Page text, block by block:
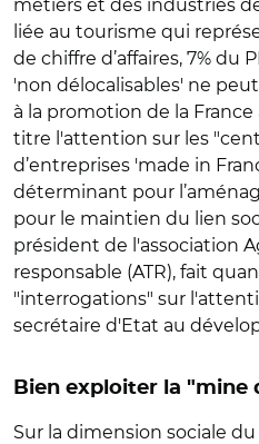
métiers et des industries
liée au tourisme qui
de chiffre d’affaires, 7% du
'non délocalisables' ne
à la promotion de la France
titre l'attention sur les
d’entreprises 'made in
déterminant pour
pour le maintien du lien
président de l'association
responsable (ATR), fait
"interrogations" sur
secrétaire d'Etat au
Bien exploiter la "mine
Sur la dimension sociale